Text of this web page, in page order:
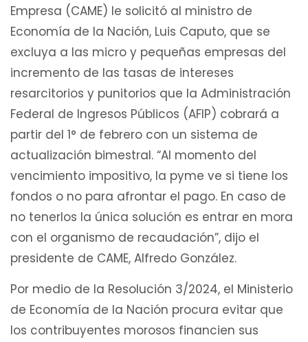
Empresa (CAME) le solicitó al ministro de
Economía de la Nación, Luis Caputo, que se
excluya a las micro y pequeñas empresas del
incremento de las tasas de intereses
resarcitorios y punitorios que la Administración
Federal de Ingresos Públicos (AFIP) cobrará a
partir del 1° de febrero con un sistema de
actualización bimestral. “Al momento del
vencimiento impositivo, la pyme ve si tiene los
fondos o no para afrontar el pago. En caso de
no tenerlos la única solución es entrar en mora
con el organismo de recaudación”, dijo el
presidente de CAME, Alfredo González.
Por medio de la Resolución 3/2024, el Ministerio
de Economía de la Nación procura evitar que
los contribuyentes morosos financien sus